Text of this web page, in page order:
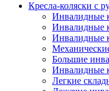
Кресла-коляски с
Инвалидные
Инвалидные
Инвалидные
Большие
Инвалидные
Легкие